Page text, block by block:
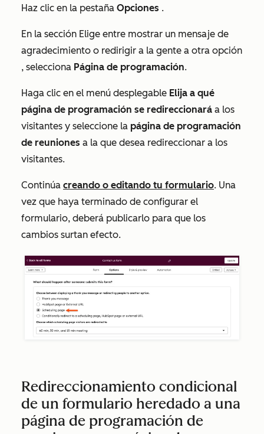
Haz clic en la pestaña Opciones .
En la sección Elige entre mostrar un mensaje de
agradecimiento o redirigir a la gente a otra opción
, selecciona Página de programación.
Haga clic en el menú desplegable Elija a qué
página de programación se redireccionará a los
visitantes y seleccione la página de programación
de reuniones a la que desea redireccionar a los
visitantes.
Continúa creando o editando tu formulario. Una
vez que haya terminado de configurar el
formulario, deberá publicarlo para que los
cambios surtan efecto.
Redireccionamiento condicional
de un formulario heredado a una
página de programación de